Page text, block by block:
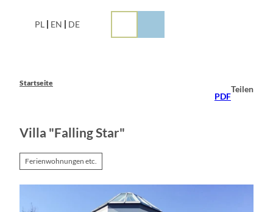
PL EN DE
Startseite
PDF
Teilen
Villa "Falling Star"
Ferienwohnungen etc.